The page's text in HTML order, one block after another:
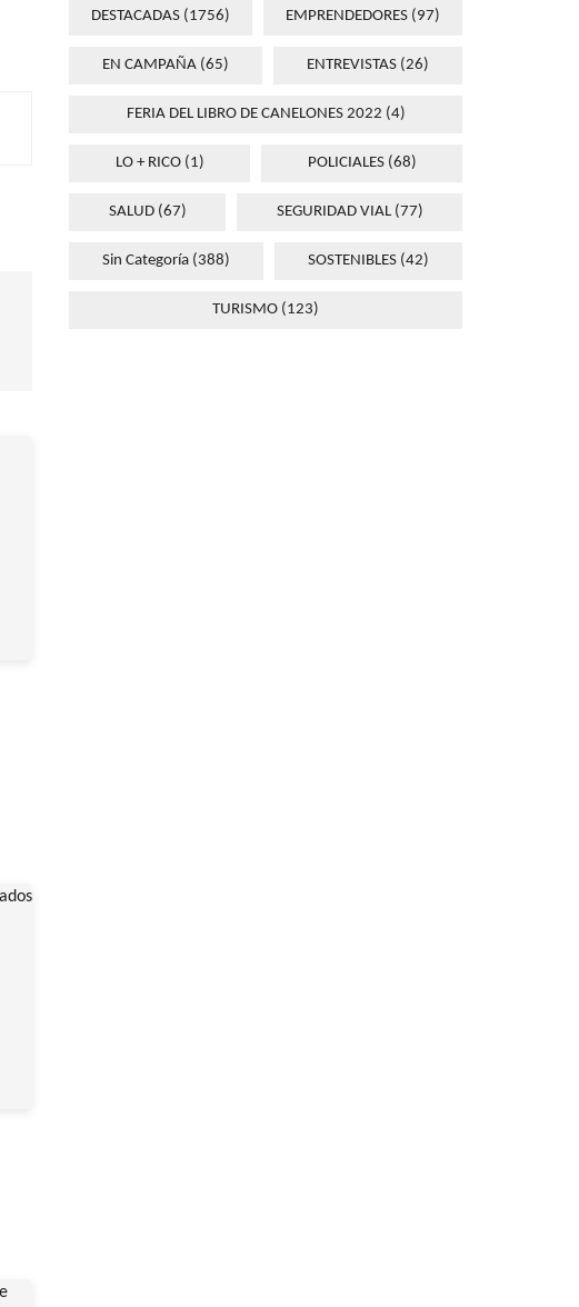
DESTACADAS (1756) EMPRENDEDORES (97)
EN CAMPAÑA (65) ENTREVISTAS (26)
FERIA DEL LIBRO DE CANELONES 2022 (4)
LO + RICO(1) POLICIALES(68)
SALUD(67) SEGURIDAD VIAL(77)
Sin Categoría (388) SOSTENIBLES (42)
TURISMO (123)